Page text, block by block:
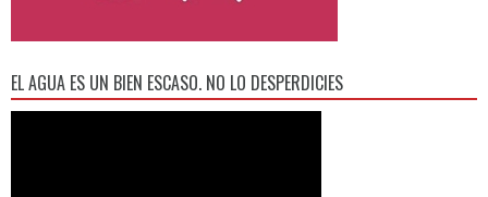
EL AGUA ES UN BIEN ESCASO. NO LO DESPERDICIES